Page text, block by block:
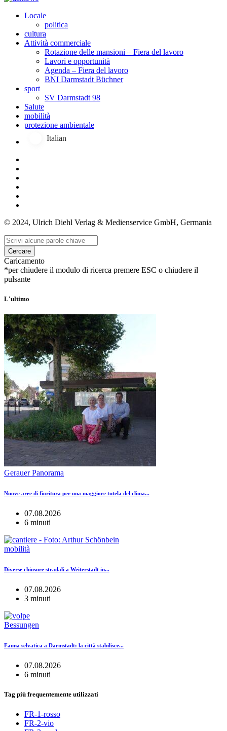
Locale
politica
cultura
Attività commerciale
Rotazione delle mansioni – Fiera del lavoro
Lavori e opportunità
Agenda – Fiera del lavoro
BNI Darmstadt Büchner
sport
SV Darmstadt 98
Salute
mobilità
protezione ambientale
Italian
© 2024, Ulrich Diehl Verlag & Medienservice GmbH, Germania
Cercare
Caricamento
*per chiudere il modulo di ricerca premere ESC o chiudere il
pulsante
L'ultimo
Gerauer Panorama
Nuove aree di fioritura per una maggiore tutela del clima...
07.08.2026
6 minuti
mobilità
Diverse chiusure stradali a Weiterstadt in...
07.08.2026
3 minuti
Bessungen
Fauna selvatica a Darmstadt: la città stabilisce...
07.08.2026
6 minuti
Tag più frequentemente utilizzati
FR-1-rosso
FR-2-vio